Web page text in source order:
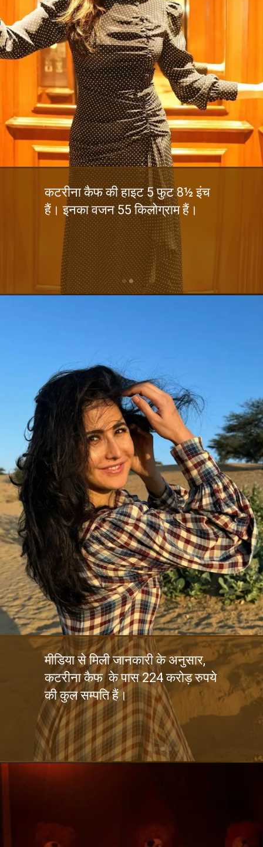
कटरीना कैफ की हाइट 5 फुट 8½ इंच
हैं। इनका वजन 55 किलोग्राम हैं।
मीडिया से मिली जानकारी के अनुसार,
कटरीना कैफ के पास 224 करोड़ रुपये
की कुल सम्पति हैं।